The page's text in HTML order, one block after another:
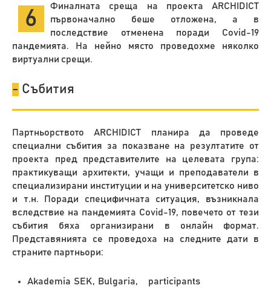
6
Финалната среща на проекта ARCHIDICT
първоначално беше отложена, а в
последствие отменена поради Covid-19
пандемията. На нейно място проведохме няколко
виртуални срещи.
- Събития
Партньорството ARCHIDICT планира да проведе
специални събития за показване на резултатите от
проекта пред представителите на целевата група:
практикуващи архитекти, учащи и преподаватели в
специализирани институции и на университетско ниво
и т.н. Поради специфичната ситуация, възникнала
вследствие на пандемията Covid-19, повечето от тези
събития бяха организирани в онлайн формат.
Представянията се проведоха на следните дати в
страните партньори:
Akademia SEK, Bulgaria,
participants